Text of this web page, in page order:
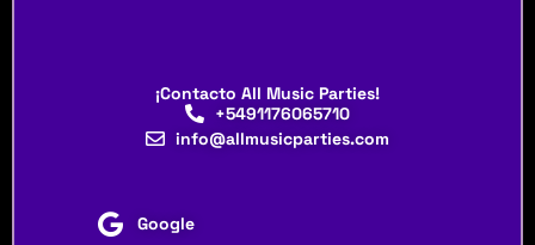
¡Contacto All Music Parties!
+5491176065710
info@allmusicparties.com
Google